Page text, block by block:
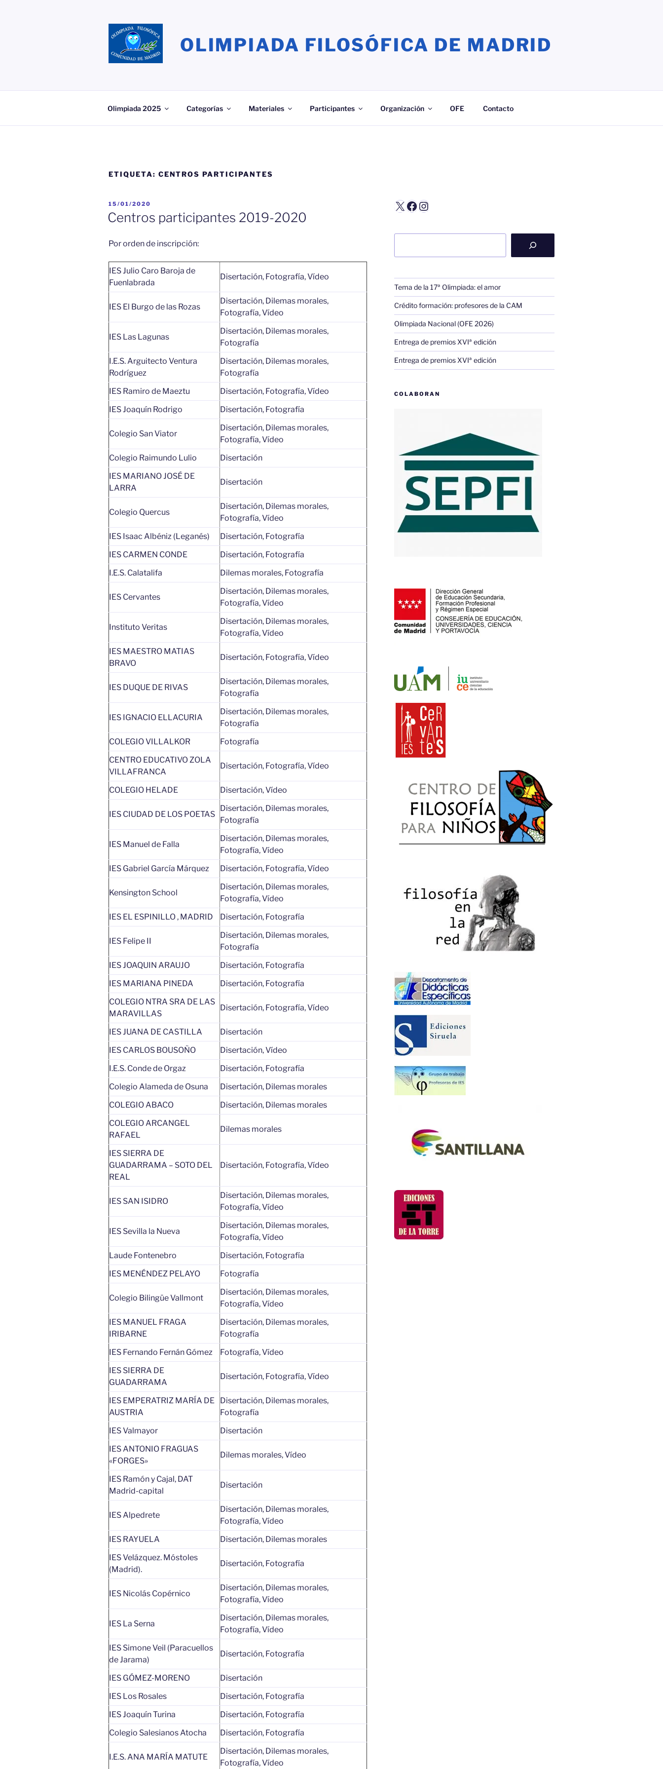
OLIMPIADA FILOSÓFICA DE MADRID
Olimpiada 2025 Categorías Materiales Participantes Organización OFE Contacto
ETIQUETA: CENTROS PARTICIPANTES
PUBLICADO
EL
15/01/2020
Centros participantes 2019-2020
Por orden de inscripción:
IES Julio Caro Baroja de
Fuenlabrada
Disertación, Fotografía, Vídeo
IES El Burgo de las Rozas
Disertación, Dilemas morales,
Fotografía, Vídeo
IES Las Lagunas
Disertación, Dilemas morales,
Fotografía
I.E.S. Arguitecto Ventura
Rodríguez
Disertación, Dilemas morales,
Fotografía
IES Ramiro de Maeztu
Disertación, Fotografía, Vídeo
IES Joaquín Rodrigo
Disertación, Fotografía
Colegio San Viator
Disertación, Dilemas morales,
Fotografía, Vídeo
Colegio Raimundo Lulio
Disertación
IES MARIANO JOSÉ DE
LARRA
Disertación
Colegio Quercus
Disertación, Dilemas morales,
Fotografía, Vídeo
IES Isaac Albéniz (Leganés)
Disertación, Fotografía
IES CARMEN CONDE
Disertación, Fotografía
I.E.S. Calatalifa
Dilemas morales, Fotografía
IES Cervantes
Disertación, Dilemas morales,
Fotografía, Vídeo
Instituto Veritas
Disertación, Dilemas morales,
Fotografía, Vídeo
IES MAESTRO MATIAS
BRAVO
Disertación, Fotografía, Vídeo
IES DUQUE DE RIVAS
Disertación, Dilemas morales,
Fotografía
IES IGNACIO ELLACURIA
Disertación, Dilemas morales,
Fotografía
COLEGIO VILLALKOR
Fotografía
CENTRO EDUCATIVO ZOLA
VILLAFRANCA
Disertación, Fotografía, Vídeo
COLEGIO HELADE Disertación, Vídeo
IES CIUDAD DE LOS POETAS
Disertación, Dilemas morales,
Fotografía
IES Manuel de Falla
Disertación, Dilemas morales,
Fotografía, Vídeo
IES Gabriel García Márquez
Disertación, Fotografía, Vídeo
Kensington School
Disertación, Dilemas morales,
Fotografía, Vídeo
IES EL ESPINILLO , MADRID
Disertación, Fotografía
IES Felipe II
Disertación, Dilemas morales,
Fotografía
IES JOAQUIN ARAUJO
Disertación, Fotografía
IES MARIANA PINEDA
Disertación, Fotografía
COLEGIO NTRA SRA DE LAS
MARAVILLAS
Disertación, Fotografía, Vídeo
IES JUANA DE CASTILLA
Disertación
IES CARLOS BOUSOÑO
Disertación, Vídeo
I.E.S. Conde de Orgaz
Disertación, Fotografía
Colegio Alameda de Osuna
Disertación, Dilemas morales
COLEGIO ABACO
Disertación, Dilemas morales
COLEGIO ARCANGEL
RAFAEL
Dilemas morales
IES SIERRA DE
GUADARRAMA – SOTO DEL
REAL
Disertación, Fotografía, Vídeo
IES SAN ISIDRO
Disertación, Dilemas morales,
Fotografía, Vídeo
IES Sevilla la Nueva
Disertación, Dilemas morales,
Fotografía, Vídeo
Laude Fontenebro
Disertación, Fotografía
IES MENÉNDEZ PELAYO
Fotografía
Colegio Bilingüe Vallmont
Disertación, Dilemas morales,
Fotografía, Vídeo
IES MANUEL FRAGA
IRIBARNE
Disertación, Dilemas morales,
Fotografía
IES Fernando Fernán Gómez
Fotografía, Vídeo
IES SIERRA DE
GUADARRAMA
Disertación, Fotografía, Vídeo
IES EMPERATRIZ MARÍA DE
AUSTRIA
Disertación, Dilemas morales,
Fotografía
IES Valmayor
Disertación
IES ANTONIO FRAGUAS
«FORGES»
Dilemas morales, Vídeo
IES Ramón y Cajal, DAT
Madrid-capital
Disertación
IES Alpedrete
Disertación, Dilemas morales,
Fotografía, Vídeo
IES RAYUELA
Disertación, Dilemas morales
IES Velázquez. Móstoles
(Madrid).
Disertación, Fotografía
IES Nicolás Copérnico
Disertación, Dilemas morales,
Fotografía, Vídeo
IES La Serna
Disertación, Dilemas morales,
Fotografía, Vídeo
IES Simone Veil (Paracuellos
de Jarama)
Disertación, Fotografía
IES GÓMEZ-MORENO
Disertación
IES Los Rosales
Disertación, Fotografía
IES Joaquín Turina
Disertación, Fotografía
Colegio Salesianos Atocha
Disertación, Fotografía
I.E.S. ANA MARÍA MATUTE
Disertación, Dilemas morales,
Fotografía, Vídeo
X Facebook
Instagram
Tema de la 17ª Olimpiada: el amor
Crédito formación: profesores de la CAM
Olimpiada Nacional (OFE 2026)
Entrega de premios XVIª edición
Entrega de premios XVIª edición
COLABORAN